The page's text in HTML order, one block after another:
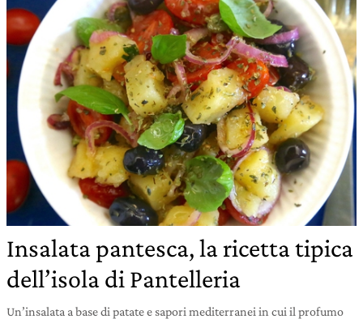
Insalata pantesca, la ricetta tipica
dell’isola di Pantelleria
Un’insalata a base di patate e sapori mediterranei in cui il profumo